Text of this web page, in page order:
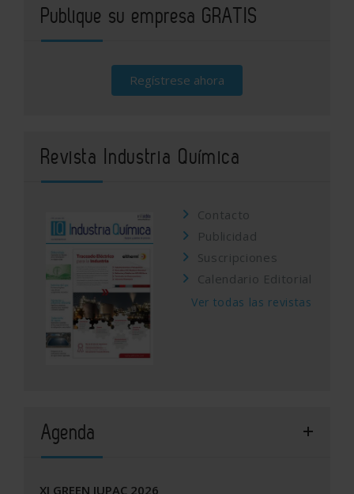
Publique su empresa GRATIS
Regístrese ahora
Revista Industria Química
Contacto
Publicidad
Suscripciones
Calendario Editorial
Ver todas las revistas
Agenda
XI GREEN IUPAC 2026